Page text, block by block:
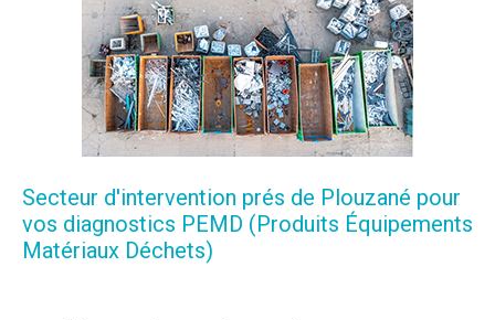
Secteur d'intervention prés de Plouzané pour
vos diagnostics PEMD (Produits Équipements
Matériaux Déchets)